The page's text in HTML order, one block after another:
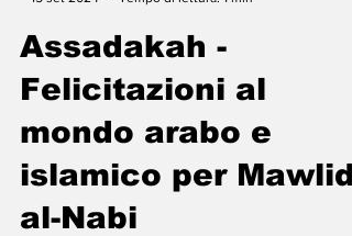
-
15 set 2024
Tempo di lettura: 1 min
Assadakah -
Felicitazioni al
mondo arabo e